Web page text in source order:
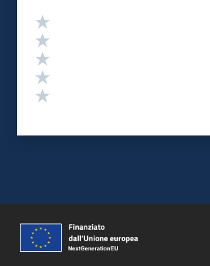
Valutazione